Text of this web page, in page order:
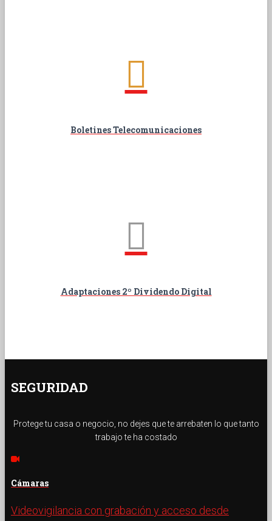
Boletines Telecomunicaciones
Adaptaciones 2º Dividendo Digital
SEGURIDAD
Protege tu casa o negocio, no dejes que te arrebaten lo que tanto
trabajo te ha costado
Cámaras
Videovigilancia con grabación y acceso desde